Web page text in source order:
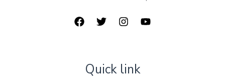
Quick link